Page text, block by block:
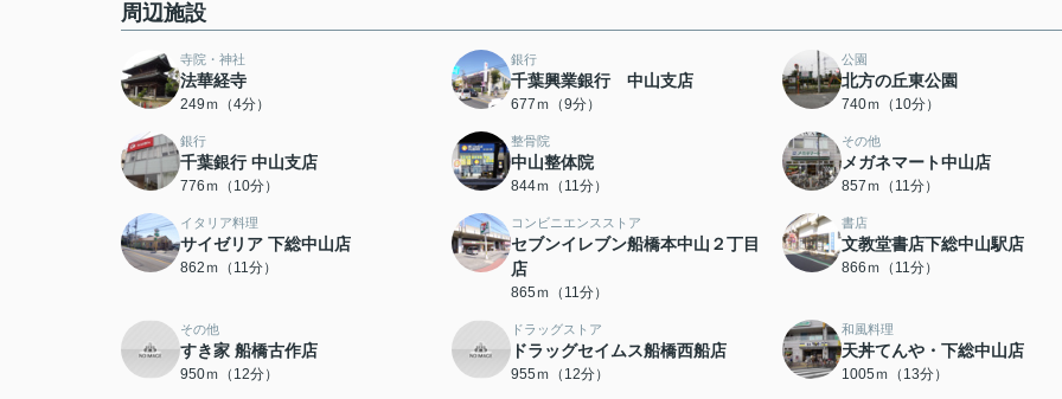
周辺施設
寺院・神社
法華経寺
249ｍ（4分）
銀行
千葉興業銀行 中山支店
677ｍ（9分）
公園
北方の丘東公園
740ｍ（10分）
銀行
千葉銀行 中山支店
776ｍ（10分）
整骨院
中山整体院
844ｍ（11分）
その他
メガネマート中山店
857ｍ（11分）
イタリア料理
サイゼリア 下総中山店
862ｍ（11分）
コンビニエンスストア
セブンイレブン船橋本中山２丁目
店
865ｍ（11分）
書店
文教堂書店下総中山駅店
866ｍ（11分）
その他
すき家 船橋古作店
950ｍ（12分）
ドラッグストア
ドラッグセイムス船橋西船店
955ｍ（12分）
和風料理
天丼てんや・下総中山店
1005ｍ（13分）